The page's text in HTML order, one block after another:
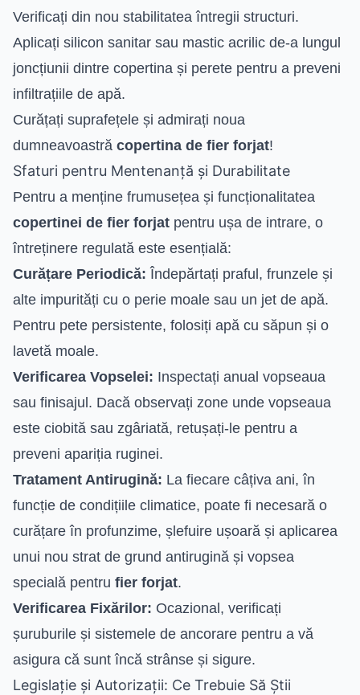
Verificați din nou stabilitatea întregii structuri.
Aplicați silicon sanitar sau mastic acrilic de-a lungul
joncțiunii dintre copertina și perete pentru a preveni
infiltrațiile de apă.
Curățați suprafețele și admirați noua
dumneavoastră copertina de fier forjat!
Sfaturi pentru Mentenanță și Durabilitate
Pentru a menține frumusețea și funcționalitatea
copertinei de fier forjat pentru ușa de intrare, o
întreținere regulată este esențială:
Curățare Periodică: Îndepărtați praful, frunzele și
alte impurități cu o perie moale sau un jet de apă.
Pentru pete persistente, folosiți apă cu săpun și o
lavetă moale.
Verificarea Vopselei: Inspectați anual vopseaua
sau finisajul. Dacă observați zone unde vopseaua
este ciobită sau zgâriată, retușați-le pentru a
preveni apariția ruginei.
Tratament Antirugină: La fiecare câțiva ani, în
funcție de condițiile climatice, poate fi necesară o
curățare în profunzime, șlefuire ușoară și aplicarea
unui nou strat de grund antirugină și vopsea
specială pentru fier forjat.
Verificarea Fixărilor: Ocazional, verificați
șuruburile și sistemele de ancorare pentru a vă
asigura că sunt încă strânse și sigure.
Legislație și Autorizații: Ce Trebuie Să Știi